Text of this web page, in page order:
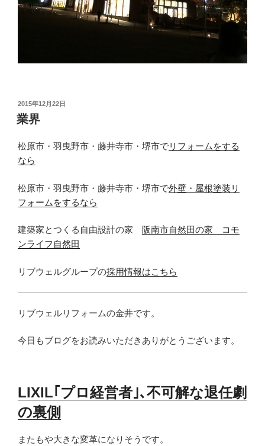
投
稿
日:
2015年12月22日
業界
松原市・羽曳野市・藤井寺市・堺市でリフォームをする
なら
松原市・羽曳野市・藤井寺市・堺市で外壁・屋根塗装リ
フォームをするなら
建築家とつくる自由設計の家 阪南市自然田の家 コモ
ンライフ自然田
リブウェルグループの採用情報はこちら
リブウェルリフォームの金井です。
今日もブログをお読みいただきありがとうございます。
LIXIL｢プロ経営者｣､不可解な退任劇
の裏側
またもや大きな変革になりそうです。